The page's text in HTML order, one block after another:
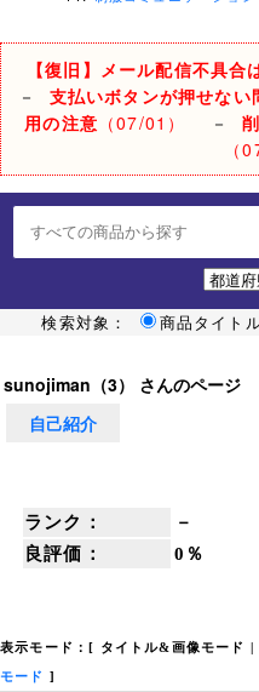
【復旧】メール配信不具合
－ 支払いボタンが押せない
用の注意 （07/01） －
（
検索対象： 商品タイト
sunojiman（3） さんのページ
自己紹介
ランク：
－
良評価：
0％
表示モード：[ タイトル&画像モード
モード ]